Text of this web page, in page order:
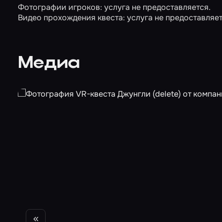
Фотографии игроков: услуга не предоставляется.
Видео прохождения квеста: услуга не
Медиа